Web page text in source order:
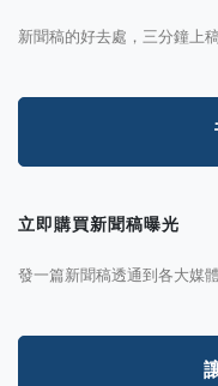
新聞稿的好去處，三分鐘上
立即購買新聞稿曝光
發一篇新聞稿透通到各大媒